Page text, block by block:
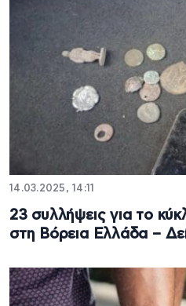
14.03.2025, 14:11
23 συλλήψεις για το
στη Βόρεια Ελλάδα –